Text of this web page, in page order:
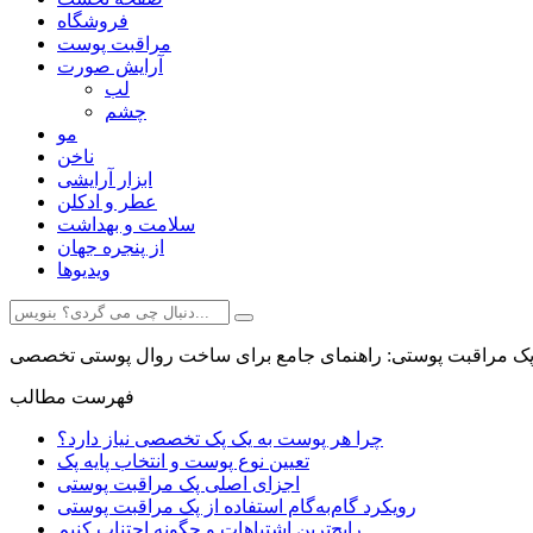
فروشگاه
مراقبت پوست
آرایش صورت
لب
چشم
مو
ناخن
ابزار آرایشی
عطر و ادکلن
سلامت و بهداشت
از پنجره جهان
ویدیوها
پک مراقبت پوستی: راهنمای جامع برای ساخت روال پوستی تخصصی
فهرست مطالب
چرا هر پوست به یک پک تخصصی نیاز دارد؟
تعیین نوع پوست و انتخاب پایه پک
اجزای اصلی پک مراقبت پوستی
رویکرد گام‌به‌گام استفاده از پک مراقبت پوستی
رایج‌ترین اشتباهات و چگونه اجتناب کنیم